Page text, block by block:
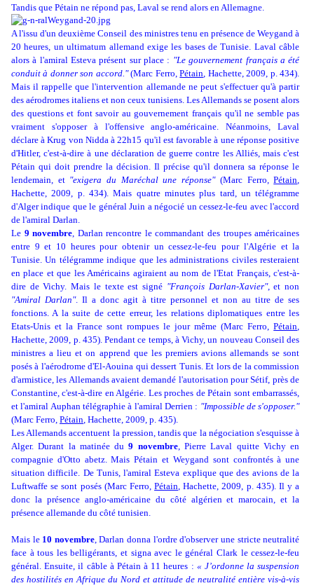
Tandis que Pétain ne répond pas, Laval se rend alors en Allemagne.
A l'issu d'un deuxième Conseil des ministres tenu en présence de Weygand à
20 heures, un ultimatum allemand exige les bases de Tunisie. Laval câble
alors à l'amiral Esteva présent sur place : "Le gouvernement français a été
conduit à donner son accord."(Marc Ferro,Pétain , Hachette, 2009, p. 434).
Mais il rappelle que l'intervention allemande ne peut s'effectuer qu'à partir
des aérodromes italiens et non ceux tunisiens. Les Allemands se posent alors
des questions et font savoir au gouvernement français qu'il ne semble pas
vraiment s'opposer à l'offensive anglo-américaine. Néanmoins, Laval
déclare à Krug von Nidda à 22h15 qu'il est favorable à une réponse positive
d'Hitler, c'est-à-dire à une déclaration de guerre contre les Alliés, mais c'est
Pétain qui doit prendre la décision. Il précise qu'il donnera sa réponse le
lendemain, et "exigera du Maréchal une réponse"(Marc Ferro,Pétain
Hachette, 2009, p. 434). Mais quatre minutes plus tard, un télégramme
d'Alger indique que le général Juin a négocié un cessez-le-feu avec l'accord
de l'amiral Darlan.
Le 9 novembre , Darlan rencontre le commandant des troupes américaines
entre 9 et 10 heures pour obtenir un cessez-le-feu pour l'Algérie et la
Tunisie. Un télégramme indique que les administrations civiles resteraient
en place et que les Américains agiraient au nom de l'Etat Français, c'est-à-
dire de Vichy. Mais le texte est signé "François Darlan-Xavier", et non
"Amiral Darlan". Il a donc agit à titre personnel et non au titre de ses
fonctions. A la suite de cette erreur, les relations diplomatiques entre les
Etats-Unis et la France sont rompues le jour même (Marc Ferro,Pétain
Hachette, 2009, p. 435). Pendant ce temps, à Vichy, un nouveau Conseil des
ministres a lieu et on apprend que les premiers avions allemands se sont
posés à l'aérodrome d'El-Aouina qui dessert Tunis. Et lors de la commission
d'armistice, les Allemands avaient demandé l'autorisation pour Sétif, près de
Constantine, c'est-à-dire en Algérie. Les proches de Pétain sont embarrassés,
et l'amiral Auphan télégraphie à l'amiral Derrien : "Impossible de s'opposer."
(Marc Ferro, Pétain , Hachette, 2009, p. 435).
Les Allemands accentuent la pression, tandis que la négociation s'esquisse à
Alger. Durant la matinée du9 novembre, Pierre Laval quitte Vichy en
compagnie d'Otto abetz. Mais Pétain et Weygand sont confrontés à une
situation difficile. De Tunis, l'amiral Esteva explique que des avions de la
Luftwaffe se sont posés (Marc Ferro,Pétain , Hachette, 2009, p. 435). Il y a
donc la présence anglo-américaine du côté algérien et marocain, et la
présence allemande du côté tunisien.
Mais le 10 novembre, Darlan donna l'ordre d'observer une stricte neutralité
face à tous les belligérants, et signa avec le général Clark le cessez-le-feu
général. Ensuite, il câble à Pétain à 11 heures : « J’ordonne la suspension
des hostilités en Afrique du Nord et attitude de neutralité entière vis-à-vis